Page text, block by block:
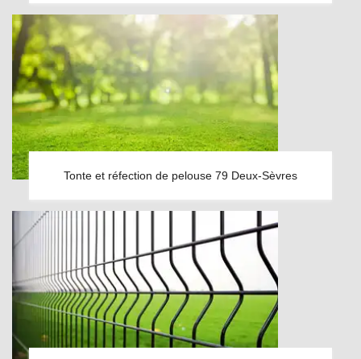
Tonte et réfection de pelouse 79 Deux-Sèvres